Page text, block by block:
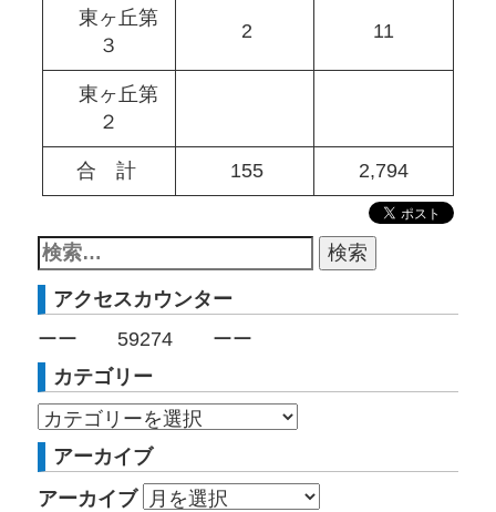
東ヶ丘第
３
2 11
東ヶ丘第
２
合 計 155 2,794
アクセスカウンター
ーー 59274ーー
カテゴリー
アーカイブ
アーカイブ